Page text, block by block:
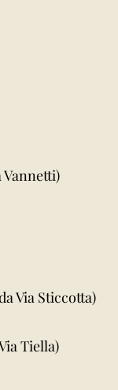
Vannetti)
Via Sticcotta)
Tiella)